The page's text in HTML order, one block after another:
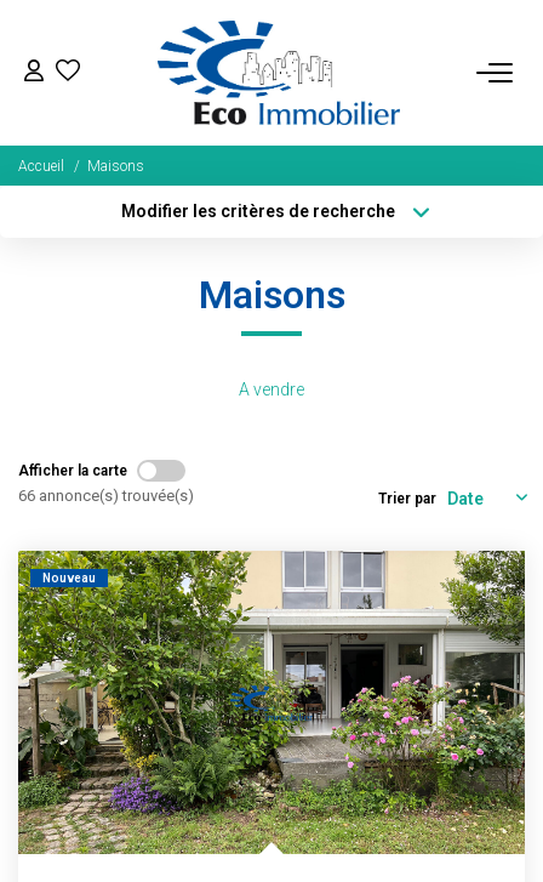
ACHETER
Tous Nos Biens
Fonds De Commerce
Estimation
Gestion
Immobilier Pro
Immobilier Neuf
Parrainage
NOTRE ÉQUIPE
Qui Sommes-Nous ?
Accueil Maisons
Modifier les critères de recherche
Budget max
Maisons
A vendre
Afficher la carte
66 annonce(s) trouvée(s) Trier par
Nouveau